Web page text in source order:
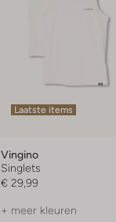
Laatste items
Vingino
Singlets
€ 29,99
+ meer kleuren